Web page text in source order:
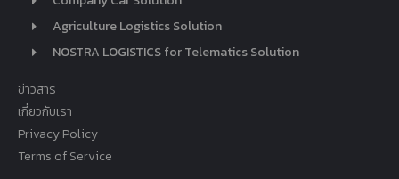
Agriculture Logistics Solution
NOSTRA LOGISTICS for Telematics Solution
ข่าวสาร
เกี่ยวกับเรา
Privacy Policy
Terms of Service